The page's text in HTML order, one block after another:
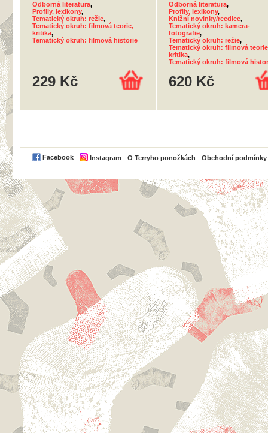
Odborná literatura,
Profily, lexikony,
Tematický okruh: režie,
Tematický okruh: filmová teorie,
kritika,
Tematický okruh: filmová historie
229 Kč
Odborná literatura,
Profily, lexikony,
Knižní novinky/reedice,
Tematický okruh: kamera-
fotografie,
Tematický okruh: režie,
Tematický okruh: filmová
kritika,
Tematický okruh: filmová
620 Kč
Facebook Instagram O Terryho ponožkách Obchodní podmínky
PayPal